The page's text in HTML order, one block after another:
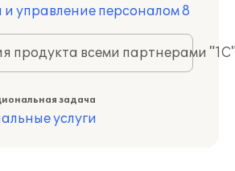
управление персоналом 8
продукта всеми партнерами
задача
услуги